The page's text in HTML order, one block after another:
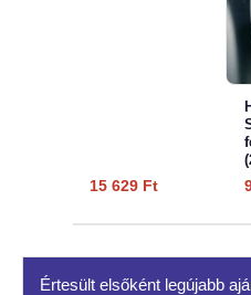
15 629 Ft
Értesült elsőként legújabb